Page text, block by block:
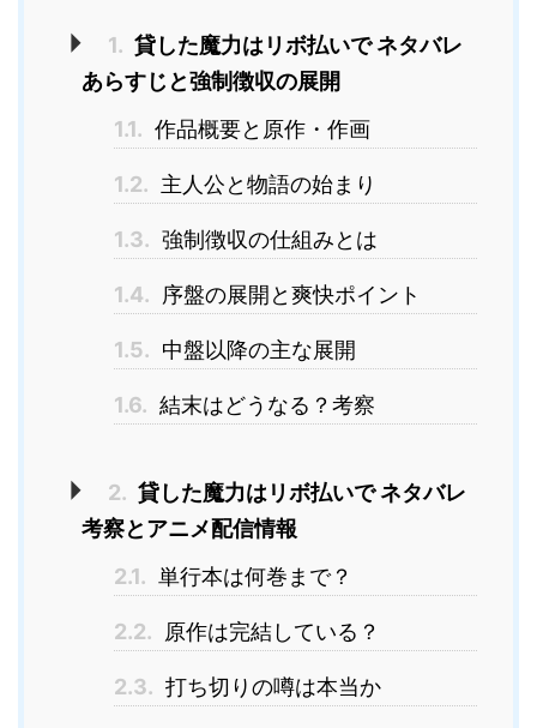
1. 貸した魔力はリボ払いで ネタバレ
あらすじと強制徴収の展開
1.1. 作品概要と原作・作画
1.2. 主人公と物語の始まり
1.3. 強制徴収の仕組みとは
1.4. 序盤の展開と爽快ポイント
1.5. 中盤以降の主な展開
1.6. 結末はどうなる？考察
2. 貸した魔力はリボ払いで ネタバレ
考察とアニメ配信情報
2.1. 単行本は何巻まで？
2.2. 原作は完結している？
2.3. 打ち切りの噂は本当か